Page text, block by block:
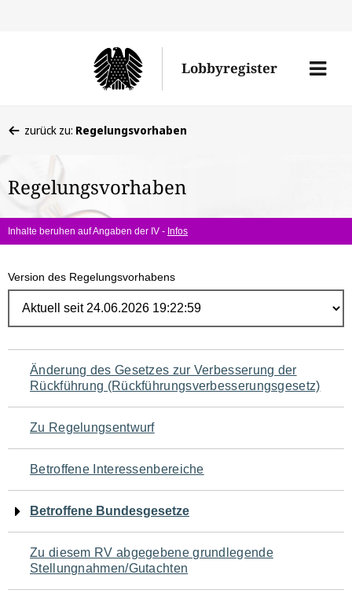
Lobbyregister
Menü
befinden
hier:
zurück zu: Regelungsvorhaben
Regelungsvorhaben
Inhalte beruhen auf Angaben der IV - Infos
Version des Regelungsvorhabens
Navigation
für
den
Seiteninhalt
Änderung des Gesetzes zur Verbesserung der
Rückführung (Rückführungsverbesserungsgesetz)
Zu Regelungsentwurf
Betroffene Interessenbereiche
Betroffene Bundesgesetze
Zu diesem RV abgegebene grundlegende
Stellungnahmen/Gutachten